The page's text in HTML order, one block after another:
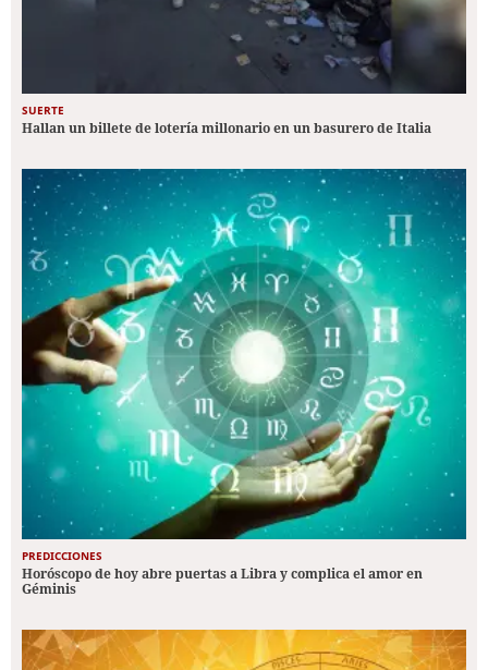
SUERTE
Hallan un billete de lotería millonario en un basurero de Italia
PREDICCIONES
Horóscopo de hoy abre puertas a Libra y complica el amor en
Géminis